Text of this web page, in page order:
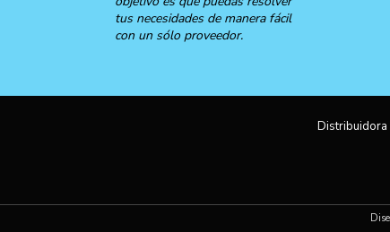
tus necesidades de manera fácil
con un sólo proveedor.
Distribuidora